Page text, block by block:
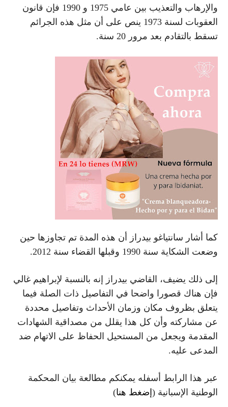
والإرهاب والتعذيب بين عامي 1975 و 1990 فإن قانون
العقوبات لسنة 1973 ينص على أن مثل هذه الجرائم
تسقط بالتقادم بعد مرور 20 سنة.
كما أشار سانتياغو بيدراز أن هذه المدة تم تجاوزها حين
وضعت الشكاية سنة 1990 وقبلها القضاء سنة 2012.
إلى ذلك يضيف، القاضي بيدراز إنه بالنسبة لإبراهيم غالي
فإن هناك قصورا واضحا في التفاصيل ذات الصلة فيما
يتعلق بظروف مكان وزمان الأحداث وتفاصيل محددة
عن مشاركته وأن كل هذا يقلل من مصداقية الشهادات
المقدمة ويجعل من المستحيل الحفاظ على الاتهام ضد
المدعى عليه.
عبر هذا الرابط أسفله يمكنكم مطالعة بيان المحكمة
الوطنية الإسبانية ( إضغط هنا)